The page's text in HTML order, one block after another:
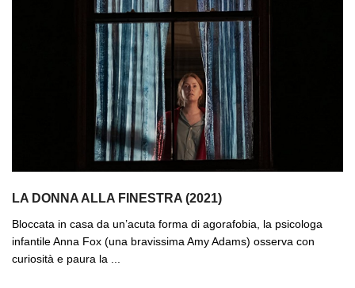
LA DONNA ALLA FINESTRA (2021)
Bloccata in casa da un’acuta forma di agorafobia, la psicologa
infantile Anna Fox (una bravissima Amy Adams) osserva con
curiosità e paura la ...